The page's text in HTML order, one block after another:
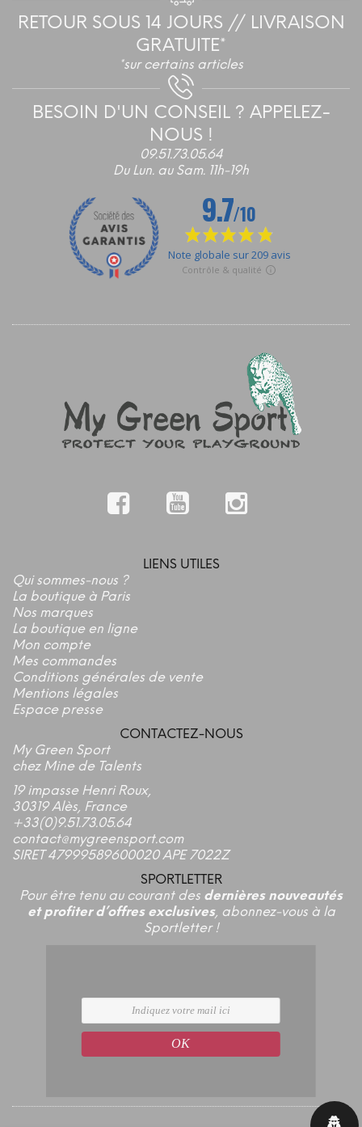
RETOUR SOUS 14 JOURS // LIVRAISON
GRATUITE*
*sur certains articles
BESOIN D'UN CONSEIL ? APPELEZ-
NOUS !
09.51.73.05.64
Du Lun. au Sam. 11h-19h
LIENS UTILES
Qui sommes-nous ?
La boutique à Paris
Nos marques
La boutique en ligne
Mon compte
Mes commandes
Conditions générales de vente
Mentions légales
Espace presse
CONTACTEZ-NOUS
My Green Sport
chez Mine de Talents
19 impasse Henri Roux,
30319 Alès, France
+33(0)9.51.73.05.64
contact@mygreensport.com
SIRET 47999589600020 APE 7022Z
SPORTLETTER
Pour être tenu au courant des dernières nouveautés
et profiter d’offres exclusives, abonnez-vous à la
Sportletter !
OK